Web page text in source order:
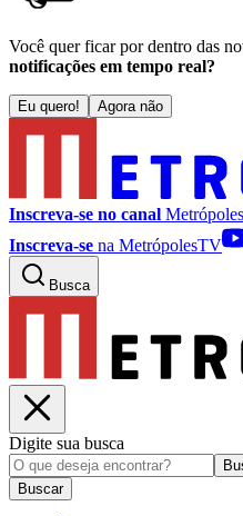
Você quer ficar por dentro das
notificações em tempo real?
Eu quero! Agora não
Inscreva-se no canal
Inscreva-se na MetrópolesTV
Busca
Digite sua busca
Buscar